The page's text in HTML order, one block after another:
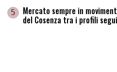
5 Mercato sempre in
del Cosenza tra i profili